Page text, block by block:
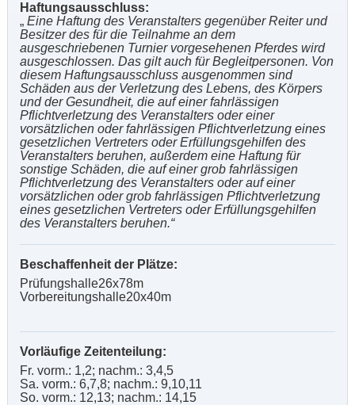
Haftungsausschluss:
„ Eine Haftung des Veranstalters gegenüber Reiter und
Besitzer des für die Teilnahme an dem
ausgeschriebenen Turnier vorgesehenen Pferdes wird
ausgeschlossen. Das gilt auch für Begleitpersonen. Von
diesem Haftungsausschluss ausgenommen sind
Schäden aus der Verletzung des Lebens, des Körpers
und der Gesundheit, die auf einer fahrlässigen
Pflichtverletzung des Veranstalters oder einer
vorsätzlichen oder fahrlässigen Pflichtverletzung eines
gesetzlichen Vertreters oder Erfüllungsgehilfen des
Veranstalters beruhen, außerdem eine Haftung für
sonstige Schäden, die auf einer grob fahrlässigen
Pflichtverletzung des Veranstalters oder auf einer
vorsätzlichen oder grob fahrlässigen Pflichtverletzung
eines gesetzlichen Vertreters oder Erfüllungsgehilfen
des Veranstalters beruhen.“
Beschaffenheit der Plätze:
Prüfungshalle26x78m
Vorbereitungshalle20x40m
Vorläufige Zeitenteilung:
Fr. vorm.: 1,2; nachm.: 3,4,5
Sa. vorm.: 6,7,8; nachm.: 9,10,11
So. vorm.: 12,13; nachm.: 14,15